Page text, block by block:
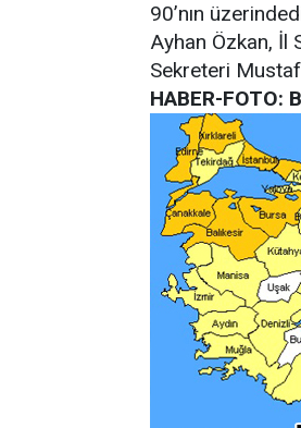
90’nın
Ayhan Özkan, İl
Sekreteri
HABER-FOTO: